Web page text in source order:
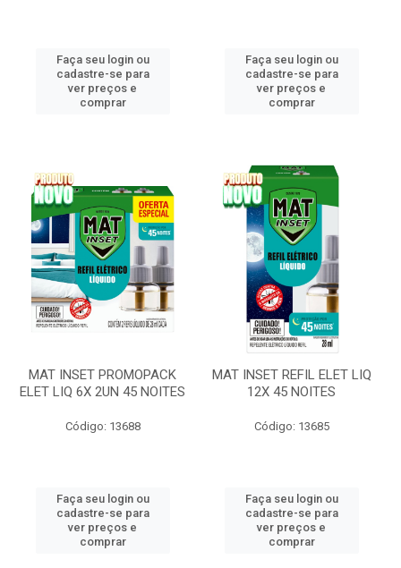
Faça seu login ou
cadastre-se para
ver preços e
comprar
Faça seu login ou
cadastre-se para
ver preços e
comprar
MAT INSET PROMOPACK
ELET LIQ 6X 2UN 45 NOITES
Código: 13688
Faça seu login ou
cadastre-se para
ver preços e
comprar
MAT INSET REFIL ELET LIQ
12X 45 NOITES
Código: 13685
Faça seu login ou
cadastre-se para
ver preços e
comprar